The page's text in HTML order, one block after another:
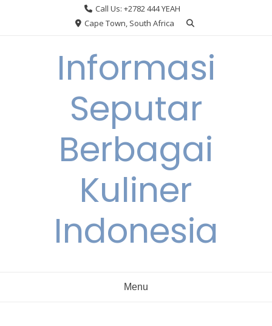
Call Us: +2782 444 YEAH
Cape Town, South Africa
Informasi
Seputar
Berbagai
Kuliner
Indonesia
Menu